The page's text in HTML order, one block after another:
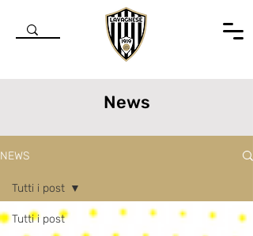
News
NEWS
Tutti i post
Tutti i post